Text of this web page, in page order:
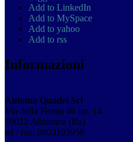
Add to LinkedIn
Add to MySpace
Add to yahoo
Add to rss
Informazioni
Automa Quadri Srl
Via della Ferula 46 int. 14
70022 Altamura (Ba)
tel / fax: 0803103958